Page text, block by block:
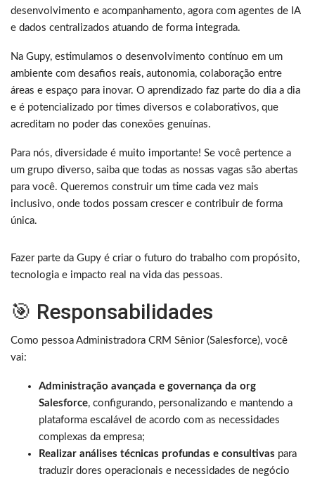
desenvolvimento e acompanhamento, agora com agentes de IA
e dados centralizados atuando de forma integrada.
Na Gupy, estimulamos o desenvolvimento contínuo em um
ambiente com desafios reais, autonomia, colaboração entre
áreas e espaço para inovar. O aprendizado faz parte do dia a dia
e é potencializado por times diversos e colaborativos, que
acreditam no poder das conexões genuínas.
Para nós, diversidade é muito importante! Se você pertence a
um grupo diverso, saiba que todas as nossas vagas são abertas
para você. Queremos construir um time cada vez mais
inclusivo, onde todos possam crescer e contribuir de forma
única.
Fazer parte da Gupy é criar o futuro do trabalho com propósito,
tecnologia e impacto real na vida das pessoas.
🎯 Responsabilidades
Como pessoa Administradora CRM Sênior (Salesforce), você
vai:
Administração avançada e governança da org
Salesforce, configurando, personalizando e mantendo a
plataforma escalável de acordo com as necessidades
complexas da empresa;
Realizar análises técnicas profundas e consultivas para
traduzir dores operacionais e necessidades de negócio